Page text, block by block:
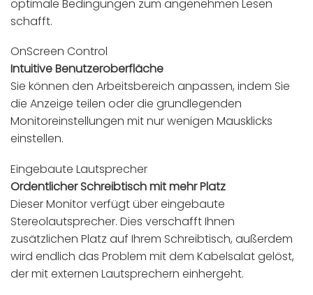
optimale Bedingungen zum angenehmen Lesen
schafft.
OnScreen Control
Intuitive Benutzeroberfläche
Sie können den Arbeitsbereich anpassen, indem Sie
die Anzeige teilen oder die grundlegenden
Monitoreinstellungen mit nur wenigen Mausklicks
einstellen.
Eingebaute Lautsprecher
Ordentlicher Schreibtisch mit mehr Platz
Dieser Monitor verfügt über eingebaute
Stereolautsprecher. Dies verschafft Ihnen
zusätzlichen Platz auf Ihrem Schreibtisch, außerdem
wird endlich das Problem mit dem Kabelsalat gelöst,
der mit externen Lautsprechern einhergeht.